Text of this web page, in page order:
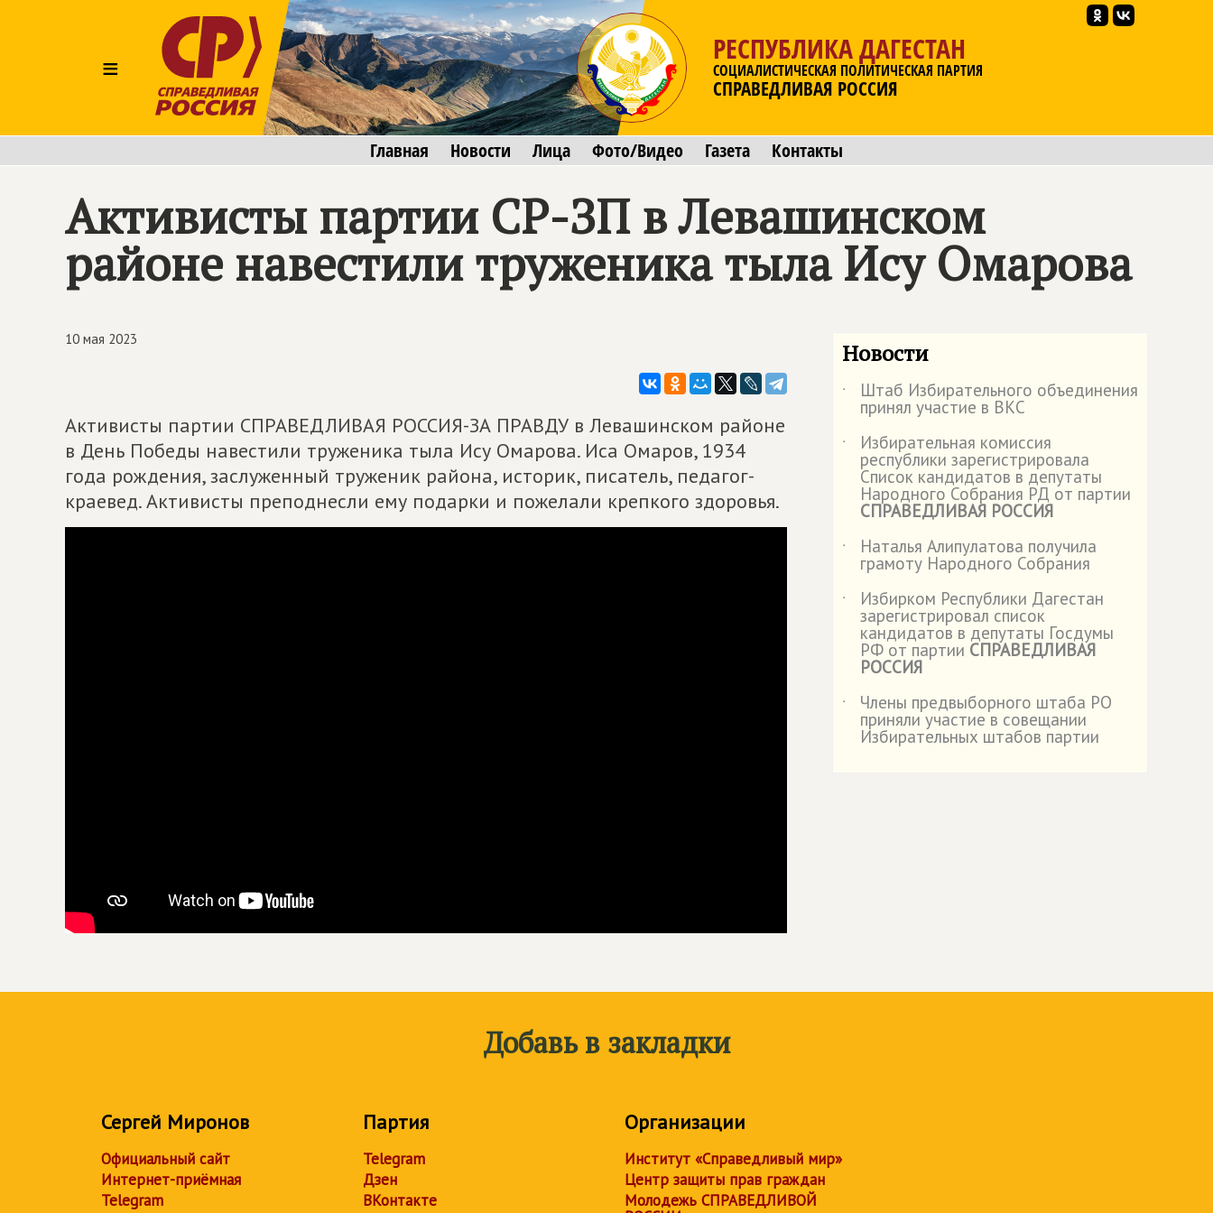
≡
РЕСПУБЛИКА ДАГЕСТАН
СОЦИАЛИСТИЧЕСКАЯ ПОЛИТИЧЕСКАЯ ПАРТИЯ
СПРАВЕДЛИВАЯ РОССИЯ
Главная Новости Лица Фото/Видео Газета Контакты
Активисты партии СР-ЗП в Левашинском
районе навестили труженика тыла Ису Омарова
10 мая 2023
Активисты партии СПРАВЕДЛИВАЯ РОССИЯ-ЗА ПРАВДУ в Левашинском районе
в День Победы навестили труженика тыла Ису Омарова. Иса Омаров, 1934
года рождения, заслуженный труженик района, историк, писатель, педагог-
краевед. Активисты преподнесли ему подарки и пожелали крепкого здоровья.
Новости
˙ Штаб Избирательного объединения
принял участие в ВКС
˙
Избирательная комиссия
республики зарегистрировала
Список кандидатов в депутаты
Народного Собрания РД от партии
СПРАВЕДЛИВАЯ РОССИЯ
˙
Наталья Алипулатова получила
грамоту Народного Собрания
˙
Избирком Республики Дагестан
зарегистрировал список
кандидатов в депутаты Госдумы
РФ от партии СПРАВЕДЛИВАЯ
РОССИЯ
˙
Члены предвыборного штаба РО
приняли участие в совещании
Избирательных штабов партии
Добавь в закладки
Сергей Миронов
Официальный сайт
Интернет-приёмная
Telegram
Партия
Telegram
Дзен
ВКонтакте
Организации
Институт «Справедливый мир»
Центр защиты прав граждан
Молодежь СПРАВЕДЛИВОЙ